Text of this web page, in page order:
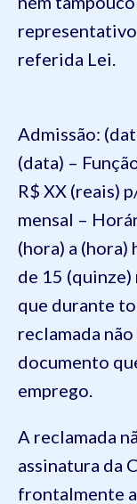
representativo
referida Lei.
Admissão:
(data) –
R$ XX (reais)
mensal –
(hora) a
de 15
que durante
reclamada
documento
emprego.
A reclamada
assinatura da
frontalmente